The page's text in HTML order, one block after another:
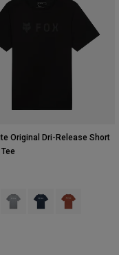
Original Dri-Release Short
swatch type of Schwarz.
Product swatch type of
Product swatch
Product